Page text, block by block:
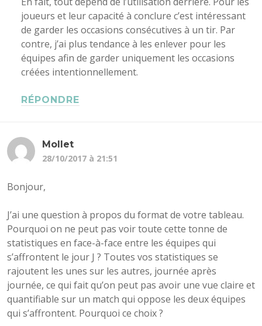
joueurs et leur capacité à conclure c’est intéressant
de garder les occasions consécutives à un tir. Par
contre, j’ai plus tendance à les enlever pour les
équipes afin de garder uniquement les occasions
créées intentionnellement.
RÉPONDRE
Mollet
28/10/2017 à 21:51
Bonjour,
J’ai une question à propos du format de votre tableau.
Pourquoi on ne peut pas voir toute cette tonne de
statistiques en face-à-face entre les équipes qui
s’affrontent le jour J ? Toutes vos statistiques se
rajoutent les unes sur les autres, journée après
journée, ce qui fait qu’on peut pas avoir une vue claire et
quantifiable sur un match qui oppose les deux équipes
qui s’affrontent. Pourquoi ce choix ?